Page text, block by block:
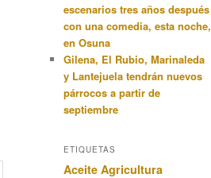
escenarios tres años después
con una comedia, esta noche,
en Osuna
Gilena, El Rubio, Marinaleda
y Lantejuela tendrán nuevos
párrocos a partir de
septiembre
ETIQUETAS
Aceite Agricultura